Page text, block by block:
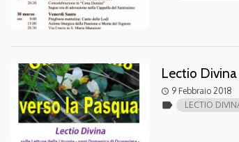
Lectio
access_time 9 Febbraio 2018
label LECTIO